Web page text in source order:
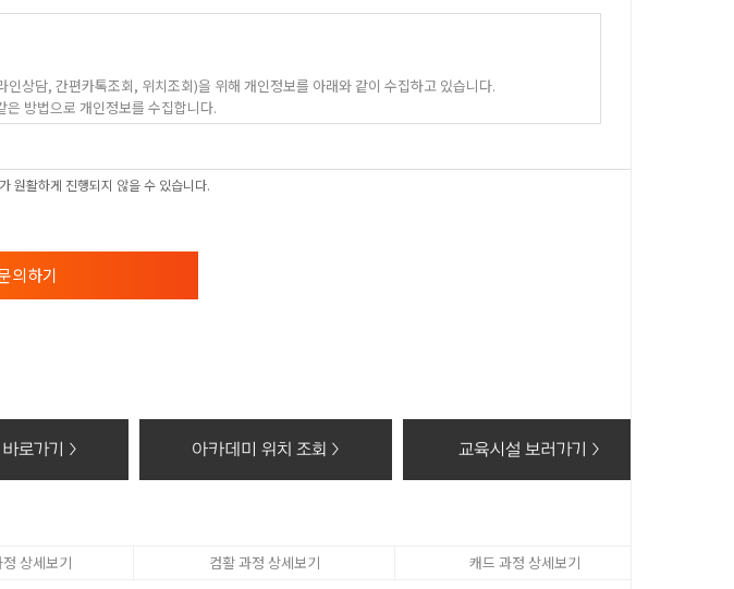
상담, 간편카톡조회, 위치조회)을 위해 개인정보를 아래와 같이 수집하고 있습니다.
방법으로 개인정보를 수집합니다.
, 위치조회)을 통해 개인정보를 수집하고 있습니다.
익 내용
술적 방법을 사용하여 삭제
원활하게 진행되지 않을 수 있습니다.
의하기
로가기 > 아카데미 위치 조회 > 교육시설 보러가기 >
상세보기 컴활 과정 상세보기 캐드 과정 상세보기